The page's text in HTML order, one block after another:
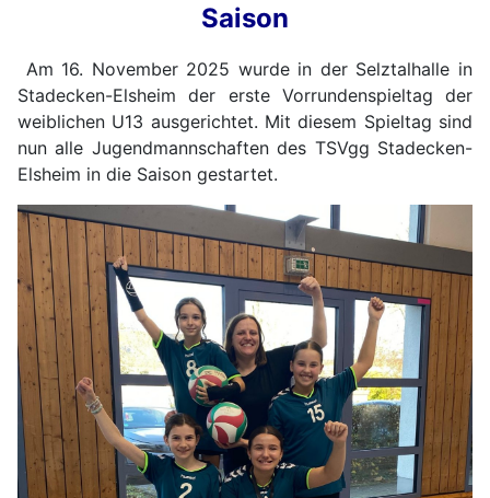
Saison
Am 16. November 2025 wurde in der Selztalhalle in
Stadecken-Elsheim der erste Vorrundenspieltag der
weiblichen U13 ausgerichtet. Mit diesem Spieltag sind
nun alle Jugendmannschaften des TSVgg Stadecken-
Elsheim in die Saison gestartet.